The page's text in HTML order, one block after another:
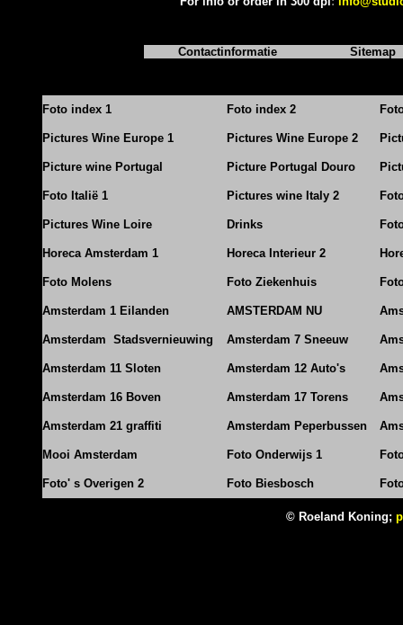
Contactinformatie Sitemap
Foto index 1 Foto index 2
Pictures Wine Europe 1 Pictures Wine Europe 2
Picture wine Portugal Picture Portugal Douro
Foto Italië 1 Pictures wine Italy 2
Pictures Wine Loire Drinks
Horeca Amsterdam 1 Horeca Interieur 2
Foto Molens Foto Ziekenhuis
Amsterdam 1 Eilanden AMSTERDAM NU
Amsterdam Stadsvernieuwing Amsterdam 7 Sneeuw
Amsterdam 11 Sloten Amsterdam 12 Auto's
Amsterdam 16 Boven Amsterdam 17 Torens
Amsterdam 21 graffiti Amsterdam Peperbussen
Mooi Amsterdam Foto Onderwijs 1
Foto' s Overigen 2 Foto Biesbosch
© Roeland Koning;